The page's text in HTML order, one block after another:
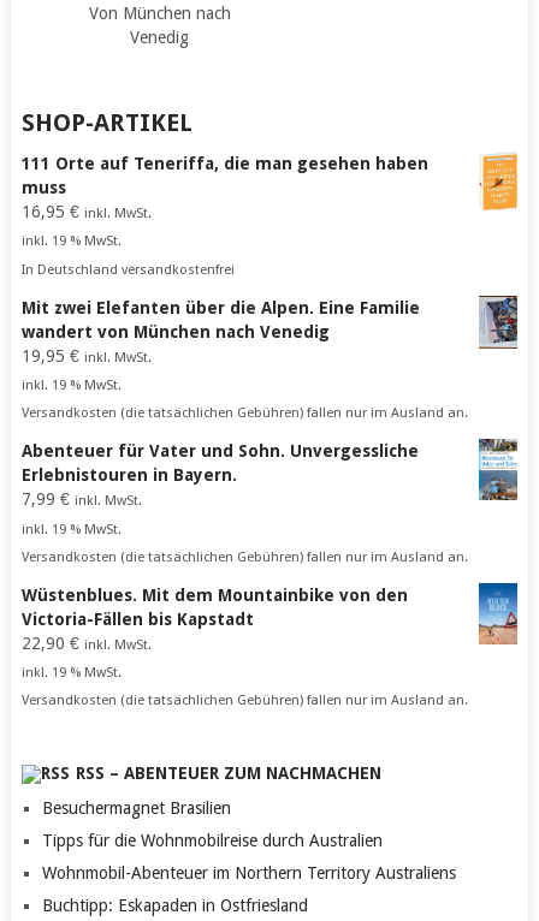
Von München nach
Venedig
SHOP-ARTIKEL
111 Orte auf Teneriffa, die man gesehen haben
muss
16,95 € inkl. MwSt.
inkl. 19 % MwSt.
In Deutschland versandkostenfrei
Mit zwei Elefanten über die Alpen. Eine Familie
wandert von München nach Venedig
19,95 € inkl. MwSt.
inkl. 19 % MwSt.
Versandkosten (die tatsächlichen Gebühren) fallen nur im Ausland an.
Abenteuer für Vater und Sohn. Unvergessliche
Erlebnistouren in Bayern.
7,99 € inkl. MwSt.
inkl. 19 % MwSt.
Versandkosten (die tatsächlichen Gebühren) fallen nur im Ausland an.
Wüstenblues. Mit dem Mountainbike von den
Victoria-Fällen bis Kapstadt
22,90 € inkl. MwSt.
inkl. 19 % MwSt.
Versandkosten (die tatsächlichen Gebühren) fallen nur im Ausland an.
RSS – ABENTEUER ZUM NACHMACHEN
Besuchermagnet Brasilien
Tipps für die Wohnmobilreise durch Australien
Wohnmobil-Abenteuer im Northern Territory Australiens
Buchtipp: Eskapaden in Ostfriesland